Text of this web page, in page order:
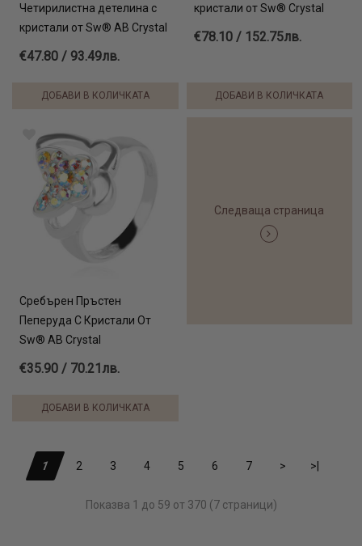
Четирилистна детелина с
кристали от Sw® AB Crystal
€47.80 / 93.49лв.
ДОБАВИ В КОЛИЧКАТА
кристали от Sw® Crystal
€78.10 / 152.75лв.
ДОБАВИ В КОЛИЧКАТА
Сребърен Пръстен
Пеперуда С Кристали От
Sw® AB Crystal
€35.90 / 70.21лв.
ДОБАВИ В КОЛИЧКАТА
Следваща страница
1 2 3 4 5 6 7 > >|
Показва 1 до 59 от 370 (7 страници)